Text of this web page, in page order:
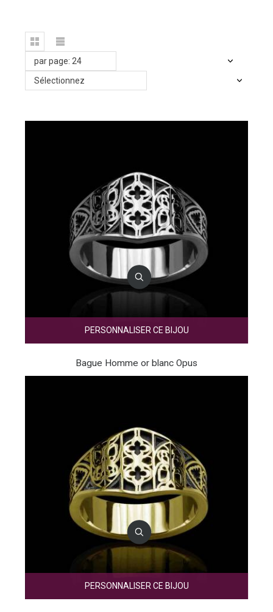
par page: 24
Sélectionnez
PERSONNALISER CE BIJOU
Bague Homme or blanc Opus
PERSONNALISER CE BIJOU